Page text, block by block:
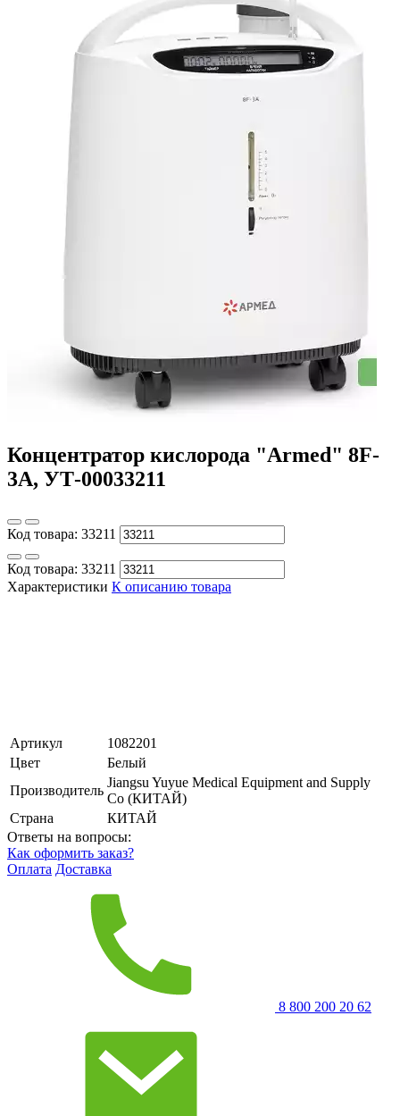
Концентратор кислорода "Armed" 8F-
3А, УТ-00033211
Код товара: 33211
Код товара: 33211
Характеристики К описанию товара
Артикул
1082201
Цвет
Белый
Производитель
Jiangsu Yuyue Medical Equipment and Supply
Co (КИТАЙ)
Страна
КИТАЙ
Ответы на вопросы:
Как оформить заказ?
Оплата Доставка
8 800 200 20 62